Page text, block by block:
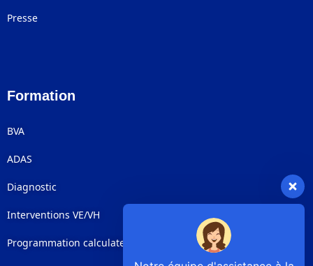
Presse
Formation
BVA
ADAS
Diagnostic
Interventions VE/VH
Programmation calculateurs